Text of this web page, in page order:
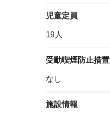
児童定員
19人
受動喫煙防止措置
なし
施設情報